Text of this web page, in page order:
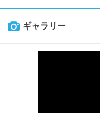
ギャラリー